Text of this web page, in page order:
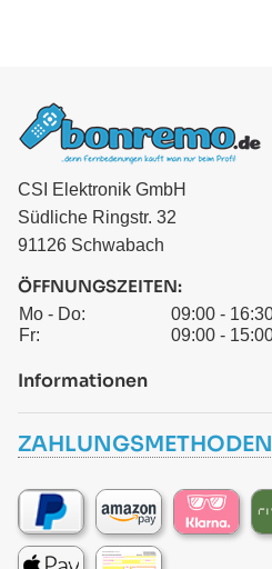
CSI Elektronik GmbH
Südliche Ringstr. 32
91126 Schwabach
ÖFFNUNGSZEITEN:
Mo - Do:
09:00 -
Fr:
09:00 -
Informationen
ZAHLUNGSMETHODEN